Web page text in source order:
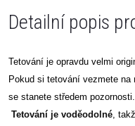
Detailní popis
Tetování je opravdu velmi
Pokud si tetování vezmete
se stanete středem pozornosti.
Tetování je voděodolné,